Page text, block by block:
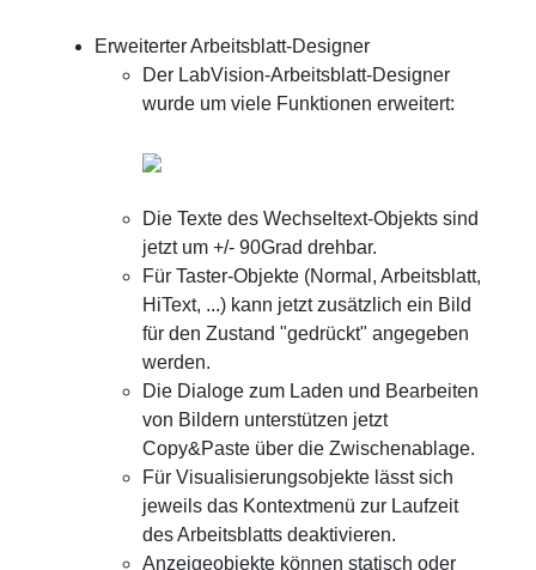
Erweiterter Arbeitsblatt-Designer
Der LabVision-Arbeitsblatt-Designer
wurde um viele Funktionen erweitert:
Die Texte des Wechseltext-Objekts sind
jetzt um +/- 90Grad drehbar.
Für Taster-Objekte (Normal, Arbeitsblatt,
HiText, ...) kann jetzt zusätzlich ein Bild
für den Zustand "gedrückt" angegeben
werden.
Die Dialoge zum Laden und Bearbeiten
von Bildern unterstützen jetzt
Copy&Paste über die Zwischenablage.
Für Visualisierungsobjekte lässt sich
jeweils das Kontextmenü zur Laufzeit
des Arbeitsblatts deaktivieren.
Anzeigeobjekte können statisch oder